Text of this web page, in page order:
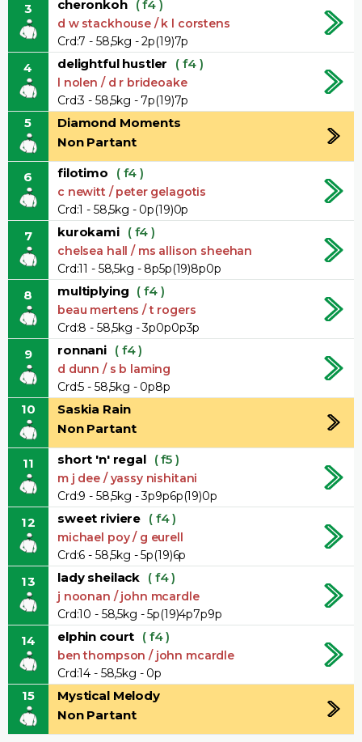
3 cheronkoh ( f4 )
d w stackhouse / k l corstens
Crd:7 - 58,5kg - 2p(19)7p
4 delightful hustler ( f4 )
l nolen / d r brideoake
Crd:3 - 58,5kg - 7p(19)7p
5
Diamond Moments
Non Partant
6 filotimo ( f4 )
c newitt / peter gelagotis
Crd:1 - 58,5kg - 0p(19)0p
7 kurokami ( f4 )
chelsea hall / ms allison sheehan
Crd:11 - 58,5kg - 8p5p(19)8p0p
8 multiplying ( f4 )
beau mertens / t rogers
Crd:8 - 58,5kg - 3p0p0p3p
9 ronnani ( f4 )
d dunn / s b laming
Crd:5 - 58,5kg - 0p8p
10
Saskia Rain
Non Partant
11 short 'n' regal ( f5 )
m j dee / yassy nishitani
Crd:9 - 58,5kg - 3p9p6p(19)0p
12 sweet riviere ( f4 )
michael poy / g eurell
Crd:6 - 58,5kg - 5p(19)6p
13 lady sheilack ( f4 )
j noonan / john mcardle
Crd:10 - 58,5kg - 5p(19)4p7p9p
14 elphin court ( f4 )
ben thompson / john mcardle
Crd:14 - 58,5kg - 0p
15
Mystical Melody
Non Partant